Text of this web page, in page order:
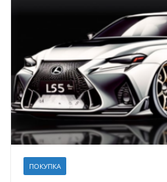
ПОКУПКА